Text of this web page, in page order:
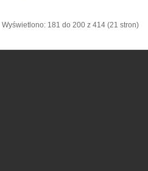
Wyświetlono: 181 do 200 z 414 (21 stron)